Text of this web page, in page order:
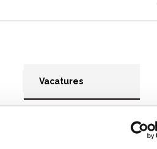
Vacatures
onze vestiging